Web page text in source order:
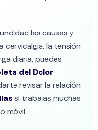
las causas y
cervicalgia, la tensión
diaria, puedes
del Dolor
revisar la relación
si trabajas muchas
móvil.